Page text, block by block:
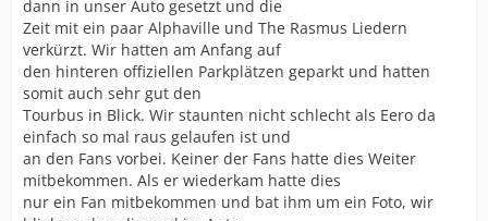
dann in unser Auto gesetzt und die
Zeit mit ein paar Alphaville und The Rasmus Liedern
verkürzt. Wir hatten am Anfang auf
den hinteren offiziellen Parkplätzen geparkt und hatten
somit auch sehr gut den
Tourbus in Blick. Wir staunten nicht schlecht als Eero da
einfach so mal raus gelaufen ist und
an den Fans vorbei. Keiner der Fans hatte dies Weiter
mitbekommen. Als er wiederkam hatte dies
nur ein Fan mitbekommen und bat ihm um ein Foto, wir